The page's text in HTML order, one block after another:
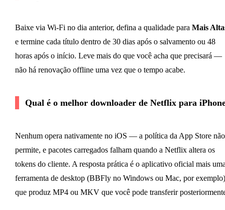
Baixe via Wi-Fi no dia anterior, defina a qualidade para Mais
e termine cada título dentro de 30 dias após o salvamento ou 48
horas após o início. Leve mais do que você acha que precisará —
não há renovação offline uma vez que o tempo acabe.
Qual é o melhor downloader de Netflix para
Nenhum opera nativamente no iOS — a política da App Store não
permite, e pacotes carregados falham quando a Netflix altera os
tokens do cliente. A resposta prática é o aplicativo oficial mais
ferramenta de desktop (BBFly no Windows ou Mac, por exemplo)
que produz MP4 ou MKV que você pode transferir